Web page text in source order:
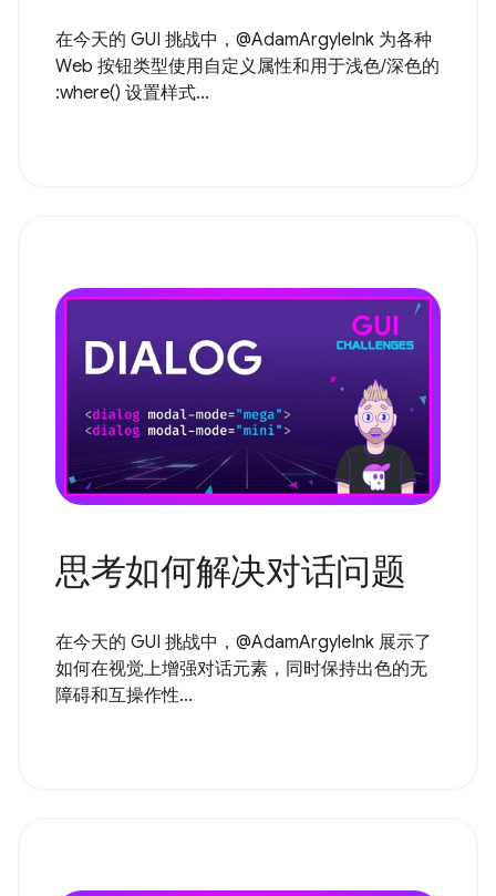
在今天的 GUI 挑战中，@AdamArgyleInk 为各种
Web 按钮类型使用自定义属性和用于浅色/深色的
:where() 设置样式...
思考如何解决对话问题
在今天的 GUI 挑战中，@AdamArgyleInk 展示了
如何在视觉上增强对话元素，同时保持出色的无
障碍和互操作性...